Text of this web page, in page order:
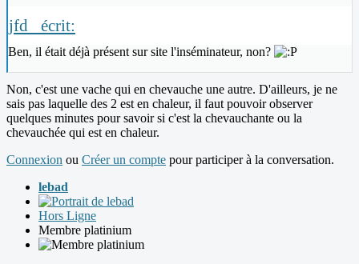
jfd_ écrit:
Ben, il était déjà présent sur site l'inséminateur, non?
Non, c'est une vache qui en chevauche une autre. D'ailleurs, je ne
sais pas laquelle des 2 est en chaleur, il faut pouvoir observer
quelques minutes pour savoir si c'est la chevauchante ou la
chevauchée qui est en chaleur.
Connexion ou Créer un compte pour participer à la conversation.
lebad
Hors Ligne
Membre platinium